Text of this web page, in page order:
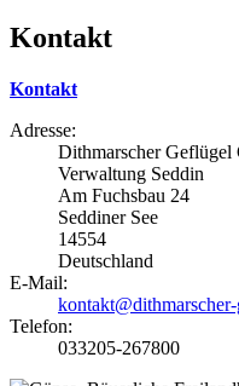
Kontakt
Kontakt
Adresse:
Dithmarscher
Verwaltung Seddin
Am Fuchsbau 24
Seddiner See
14554
Deutschland
E-Mail:
Telefon:
033205-267800